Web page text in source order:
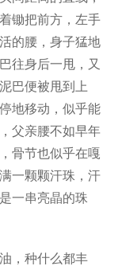
锄把前方，左手
的腰，身子猛地
往身后一甩，又
巴便被甩到上
地移动，似乎能
父亲腰不如早年
骨节也似乎在嘎
一颗颗汗珠，汗
一串亮晶的珠
，种什么都丰